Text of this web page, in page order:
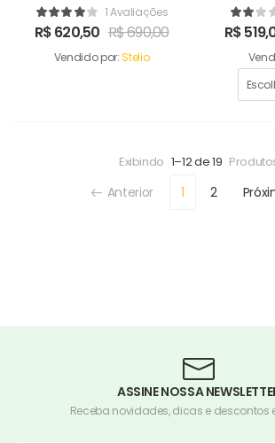
1 Avaliações
R$620,50 R$690,00
Vendido por:Stelio
R$
Exibindo 1–12 de 19
Anterior 1 2
ASSINE NOSSA
Receba novidades, dicas e descontos